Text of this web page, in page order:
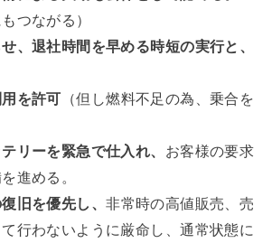
つながる）
、退社時間を早める時短の実行と、
を許可 （但し燃料不足の為、乗合を
リーを緊急で仕入れ、 お客様の要求
進める。
旧を優先し、非常時の高値販売、売
行わないように厳命し、通常状態に